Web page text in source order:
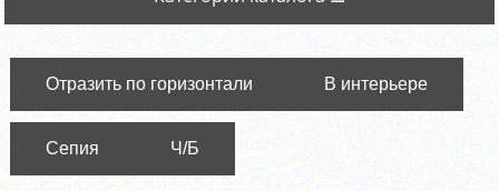
Отразить по горизонтали В интерьере
Сепия Ч/Б